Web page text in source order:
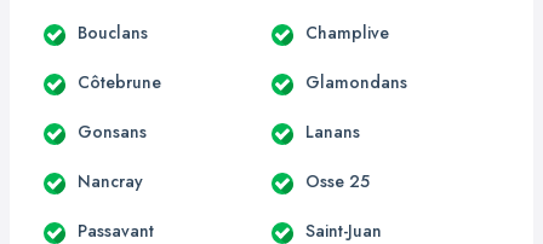
Bouclans Champlive
Côtebrune Glamondans
Gonsans Lanans
Nancray Osse 25
Passavant Saint-Juan